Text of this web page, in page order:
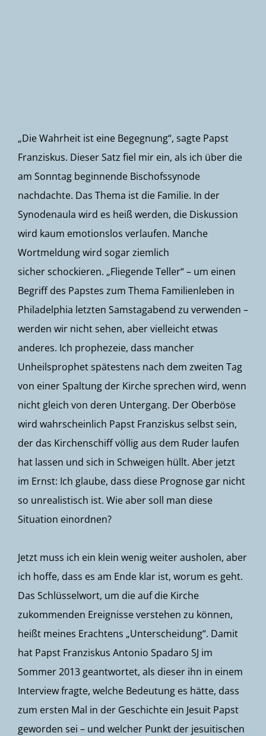
„Die Wahrheit ist eine Begegnung“, sagte Papst
Franziskus. Dieser Satz fiel mir ein, als ich über die
am Sonntag beginnende Bischofssynode
nachdachte. Das Thema ist die Familie. In der
Synodenaula wird es heiß werden, die Diskussion
wird kaum emotionslos verlaufen. Manche
Wortmeldung wird sogar ziemlich
sicher schockieren. „Fliegende Teller“ – um einen
Begriff des Papstes zum Thema Familienleben in
Philadelphia letzten Samstagabend zu verwenden –
werden wir nicht sehen, aber vielleicht etwas
anderes. Ich prophezeie, dass mancher
Unheilsprophet spätestens nach dem zweiten Tag
von einer Spaltung der Kirche sprechen wird, wenn
nicht gleich von deren Untergang. Der Oberböse
wird wahrscheinlich Papst Franziskus selbst sein,
der das Kirchenschiff völlig aus dem Ruder laufen
hat lassen und sich in Schweigen hüllt. Aber jetzt
im Ernst: Ich glaube, dass diese Prognose gar nicht
so unrealistisch ist. Wie aber soll man diese
Situation einordnen?
Jetzt muss ich ein klein wenig weiter ausholen, aber
ich hoffe, dass es am Ende klar ist, worum es geht.
Das Schlüsselwort, um die auf die Kirche
zukommenden Ereignisse verstehen zu können,
heißt meines Erachtens „Unterscheidung“. Damit
hat Papst Franziskus Antonio Spadaro SJ im
Sommer 2013 geantwortet, als dieser ihn in einem
Interview fragte, welche Bedeutung es hätte, dass
zum ersten Mal in der Geschichte ein Jesuit Papst
geworden sei – und welcher Punkt der jesuitischen